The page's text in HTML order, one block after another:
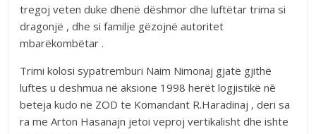
tregoj veten duke dhenë dëshmor dhe luftëtar trima si
dragonjë , dhe si familje gëzojnë autoritet
mbarëkombëtar .
Trimi kolosi sypatremburi Naim Nimonaj gjatë gjithë
luftes u deshmua në aksione 1998 herët logjistikë nē
beteja kudo në ZOD te Komandant R.Haradinaj , deri sa
ra me Arton Hasanajn jetoi veproj vertikalisht dhe ishte